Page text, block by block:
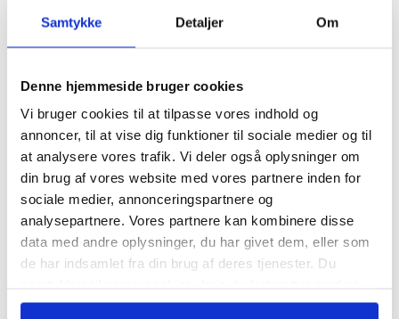
Samtykke Detaljer Om
Denne hjemmeside bruger cookies
Vi bruger cookies til at tilpasse vores indhold og
annoncer, til at vise dig funktioner til sociale medier og til
at analysere vores trafik. Vi deler også oplysninger om
din brug af vores website med vores partnere inden for
sociale medier, annonceringspartnere og
analysepartnere. Vores partnere kan kombinere disse
data med andre oplysninger, du har givet dem, eller som
de har indsamlet fra din brug af deres tjenester. Du
anvende vores hjemmeside.
Generalforsamling
Ekstern Kommunikation